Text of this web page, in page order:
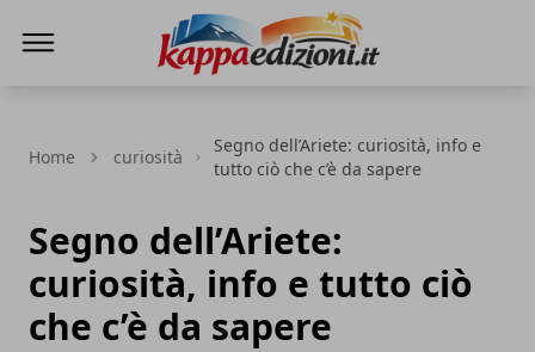
Home curiosità
Segno dell’Ariete: curiosità, info e
tutto ciò che c’è da sapere
Segno dell’Ariete:
curiosità, info e tutto ciò
che c’è da sapere